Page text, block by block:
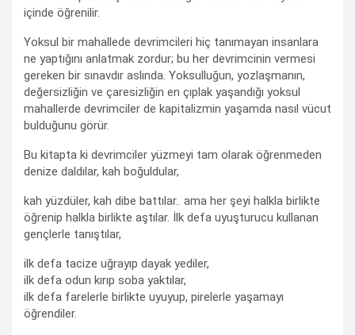
içinde öğrenilir.
Yoksul bir mahallede devrimcileri hiç tanımayan insanlara
ne yaptığını anlatmak zordur; bu her devrimcinin vermesi
gereken bir sınavdır aslında. Yoksulluğun, yozlaşmanın,
değersizliğin ve çaresizliğin en çıplak yaşandığı yoksul
mahallerde devrimciler de kapitalizmin yaşamda nasıl vücut
bulduğunu görür.
Bu kitapta ki devrimciler yüzmeyi tam olarak öğrenmeden
denize daldılar, kah boğuldular,
kah yüzdüler, kah dibe battılar.. ama her şeyi halkla birlikte
öğrenip halkla birlikte aştılar. İlk defa uyuşturucu kullanan
gençlerle tanıştılar,
ilk defa tacize uğrayıp dayak yediler,
ilk defa odun kırıp soba yaktılar,
ilk defa farelerle birlikte uyuyup, pirelerle yaşamayı
öğrendiler.